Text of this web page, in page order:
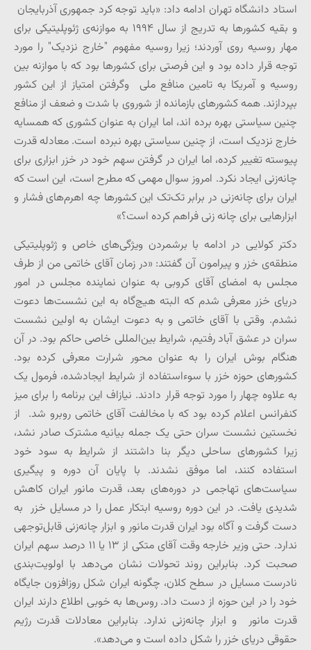
استاد دانشگاه تهران ادامه داد: «باید توجه کرد جمهوری آذربایجان
و بقیه کشورها به تدریج از سال ۱۹۹۴ به موازنه‌ی ژئوپلیتیکی برای
مهار روسیه روی آوردند؛ زیرا روسیه مفهوم "خارج نزدیک" را مورد
توجه قرار داده بود و این فرصتی برای کشورها بود که با موازنه بین
روسیه و آمریکا به تامین منافع ملی وگرفتن امتیاز از این کشور
بپردازند. همه کشورهای بازمانده از شوروی با شدت و ضعف از منافع
چنین سیاستی بهره برده اند، اما ایران به عنوان کشوری که همسایه
خارج نزدیک است، از چنین سیاستی بهره نبرده است. معادله قدرت
پیوسته تغییر کرده، اما ایران در گرفتن سهم خود در خزر ابزاری برای
چانه‌زنی ایجاد نکرد. امروز سوال مهمی که مطرح است، این است که
ایران برای چانه‌زنی در برابر تک‌تک این کشورها چه اهرم‌های فشار و
ابزارهایی برای چانه زنی فراهم کرده است؟»
دکتر کولایی در ادامه با برشمردن ویژگی‌های خاص و ژئوپلیتیکی
منطقه‌ی خزر و پیرامون آن گفتند: «در زمان آقای خاتمی من از طرف
مجلس به امضای آقای کروبی به عنوان نماینده مجلس در امور
دریای خزر معرفی شدم که البته هیچ‌گاه به این نشست‌ها دعوت
نشدم. وقتی با آقای خاتمی و به دعوت ایشان به اولین نشست
سران در عشق آباد رفتیم، شرایط بین‌المللی خاصی حاکم بود. در آن
هنگام بوش ایران را به عنوان محور شرارت معرفی کرده بود.
کشورهای حوزه خزر با سوءاستفاده از شرایط ایجادشده، فرمول یک
به علاوه چهار را مورد توجه قرار دادند. نیاز‌اف این برنامه را برای میز
کنفرانس اعلام کرده بود که با مخالفت آقای خاتمی روبرو شد. از
نخستین نشست سران حتی یک جمله بیانیه مشترک صادر نشد،
زیرا کشورهای ساحلی دیگر بنا داشتند از شرایط به سود خود
استفاده کنند، اما موفق نشدند. با پایان آن دوره و پیگیری
سیاست‌های تهاجمی در دوره‌های بعد، قدرت مانور ایران کاهش
شدیدی یافت. در این دوره روسیه ابتکار عمل را در مسایل خزر به
دست گرفت و آگاه بود ایران قدرت مانور و ابزار چانه‌زنی قابل‌توجهی
ندارد. حتی وزیر خارجه وقت آقای متکی از ۱۳ یا ۱۱ درصد سهم ایران
صحبت کرد. بنابراین روند تحولات نشان می‌دهد با اولویت‌بندی
نادرست مسایل در سطح کلان، چگونه ایران شکل روز‌افزون جایگاه
خود را در این حوزه از دست داد. روس‌ها به خوبی اطلاع دارند ایران
قدرت مانور و ابزار چانه‌زنی ندارد. بنابراین معادلات قدرت رژیم
حقوقی دریای خزر را شکل داده است و می‌دهد».